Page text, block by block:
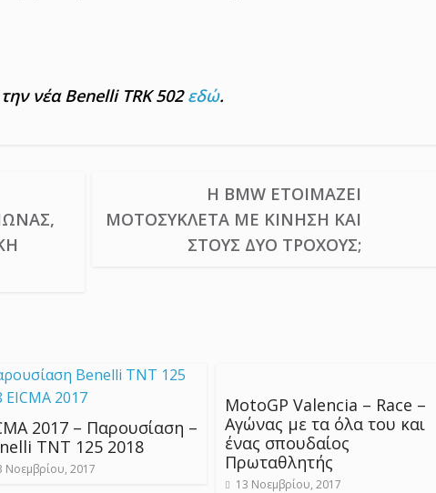
νέα Benelli TRK 502εδώ.
Η BMW ΕΤΟΙΜΆΖΕΙ
ΜΟΤΟΣΥΚΛΈΤΑ ΜΕ ΚΊΝΗΣΗ ΚΑΙ
ΣΤΟΥΣ ΔΎΟ ΤΡΟΧΟΎΣ;
2017 – Παρουσίαση –
TNT 125 2018
Νοεμβρίου, 2017
MotoGP Valencia – Race –
Αγώνας με τα όλα του και
ένας σπουδαίος
Πρωταθλητής
13 Νοεμβρίου, 2017